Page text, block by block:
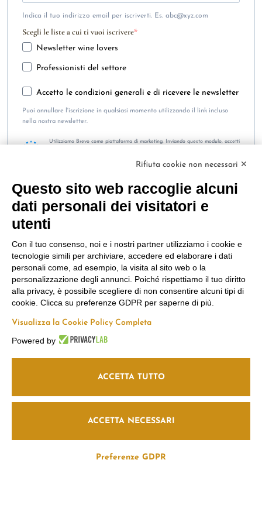
Indica il tuo indirizzo email per iscriverti. Es. abc@xyz.com
Scegli le liste a cui ti vuoi iscrivere
Newsletter wine lovers
Professionisti del settore
Accetto le condizioni generali e di ricevere le newsletter
Puoi annullare l'iscrizione in qualsiasi momento utilizzando il link incluso
nella nostra newsletter.
Utilizziamo Brevo come piattaforma di marketing. Inviando questo modulo, accetti
ISCRIVITI
Marco
Felluga
Via Gorizia, 121
d’Isonzo (GO)
T.+39 048199164
Russiz
Superiore
Via Russiz, 7 34070
(GO)
Ufficio T.
663 6919
Area Legale
Termini e
Condizioni
Marco Felluga S.R.L.P. IVA 00382030310 /Società agricola Russiz
Rifiuta cookie non necessari ✕
Questo sito web raccoglie alcuni
dati personali dei visitatori e
utenti
Con il tuo consenso, noi e i nostri partner utilizziamo i cookie e
tecnologie simili per archiviare, accedere ed elaborare i dati
personali come, ad esempio, la visita al sito web o la
personalizzazione degli annunci. Poiché rispettiamo il tuo diritto
alla privacy, è possibile scegliere di non consentire alcuni tipi di
cookie. Clicca su preferenze GDPR per saperne di più.
Visualizza la Cookie Policy Completa
Powered by
ACCETTA TUTTO
ACCETTA NECESSARI
Preferenze GDPR